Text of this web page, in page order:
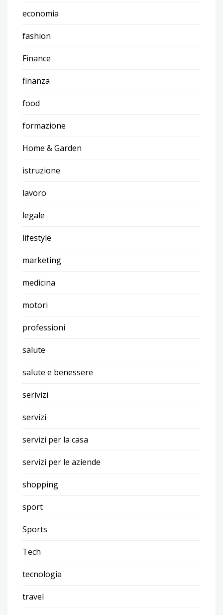
economia
fashion
Finance
finanza
food
formazione
Home & Garden
istruzione
lavoro
legale
lifestyle
marketing
medicina
motori
professioni
salute
salute e benessere
serivizi
servizi
servizi per la casa
servizi per le aziende
shopping
sport
Sports
Tech
tecnologia
travel